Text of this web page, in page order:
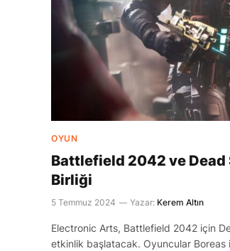
OYUN
Battlefield 2042 ve Dead
Birliği
5 Temmuz 2024 Yazar: Kerem Altın
Electronic Arts, Battlefield 2042 için
etkinlik başlatacak. Oyuncular